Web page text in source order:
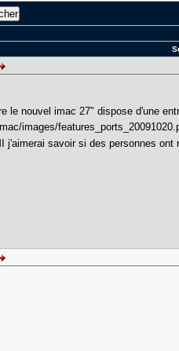
le nouvel imac 27" dispose d'une
j'aimerai savoir si des personnes